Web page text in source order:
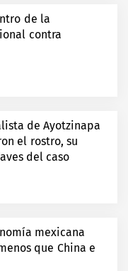
de la
contra
de Ayotzinapa
el rostro, su
del caso
mexicana
que China e